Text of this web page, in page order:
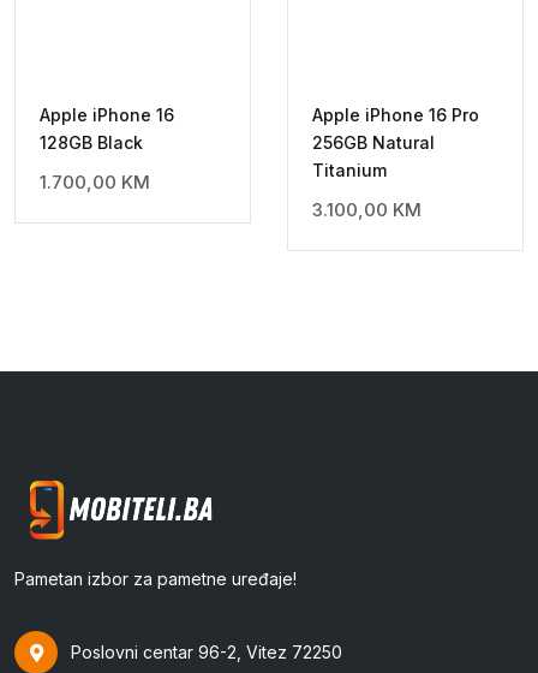
Apple iPhone 16
128GB Black
1.700,00 KM
Apple iPhone 16 Pro
256GB Natural
Titanium
3.100,00 KM
Pametan izbor za pametne uređaje!
Poslovni centar 96-2, Vitez 72250